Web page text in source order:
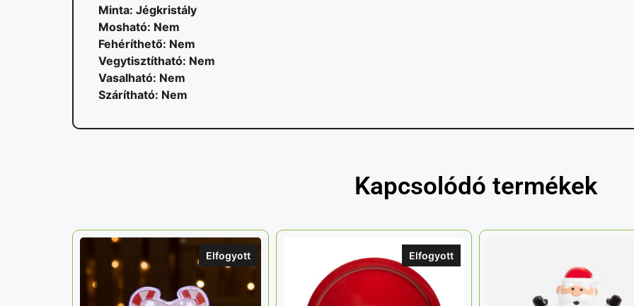
Minta: Jégkristály
Mosható: Nem
Fehéríthető: Nem
Vegytisztítható: Nem
Vasalható: Nem
Szárítható: Nem
Kapcsolódó termékek
Elfogyott Elfogyott